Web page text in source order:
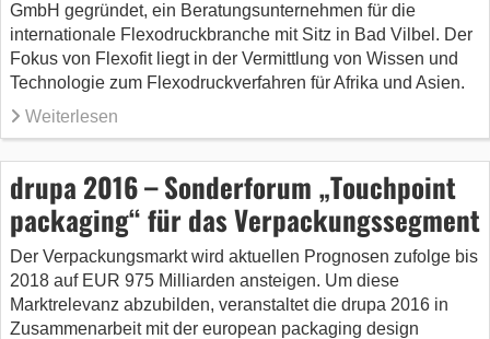
GmbH gegründet, ein Beratungsunternehmen für die
internationale Flexodruckbranche mit Sitz in Bad Vilbel. Der
Fokus von Flexofit liegt in der Vermittlung von Wissen und
Technologie zum Flexodruckverfahren für Afrika und Asien.
Weiterlesen
drupa 2016 – Sonderforum „Touchpoint
packaging“ für das Verpackungssegment
Der Verpackungsmarkt wird aktuellen Prognosen zufolge bis
2018 auf EUR 975 Milliarden ansteigen. Um diese
Marktrelevanz abzubilden, veranstaltet die drupa 2016 in
Zusammenarbeit mit der european packaging design